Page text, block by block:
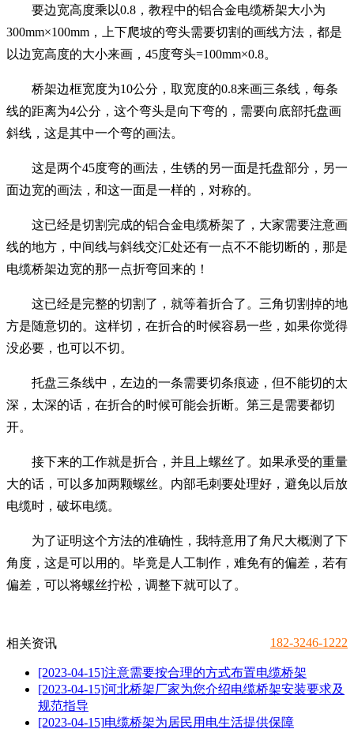
要边宽高度乘以0.8，教程中的铝合金电缆桥架大小为
300mm×100mm，上下爬坡的弯头需要切割的画线方法，都是
以边宽高度的大小来画，45度弯头=100mm×0.8。
桥架边框宽度为10公分，取宽度的0.8来画三条线，每条
线的距离为4公分，这个弯头是向下弯的，需要向底部托盘画
斜线，这是其中一个弯的画法。
这是两个45度弯的画法，生锈的另一面是托盘部分，另一
面边宽的画法，和这一面是一样的，对称的。
这已经是切割完成的铝合金电缆桥架了，大家需要注意画
线的地方，中间线与斜线交汇处还有一点不不能切断的，那是
电缆桥架边宽的那一点折弯回来的！
这已经是完整的切割了，就等着折合了。三角切割掉的地
方是随意切的。这样切，在折合的时候容易一些，如果你觉得
没必要，也可以不切。
托盘三条线中，左边的一条需要切条痕迹，但不能切的太
深，太深的话，在折合的时候可能会折断。第三是需要都切
开。
接下来的工作就是折合，并且上螺丝了。如果承受的重量
大的话，可以多加两颗螺丝。内部毛刺要处理好，避免以后放
电缆时，破坏电缆。
为了证明这个方法的准确性，我特意用了角尺大概测了下
角度，这是可以用的。毕竟是人工制作，难免有的偏差，若有
偏差，可以将螺丝拧松，调整下就可以了。
182-3246-1222
相关资讯
[2023-04-15]注意需要按合理的方式布置电缆桥架
[2023-04-15]河北桥架厂家为您介绍电缆桥架安装要求及
规范指导
[2023-04-15]电缆桥架为居民用电生活提供保障